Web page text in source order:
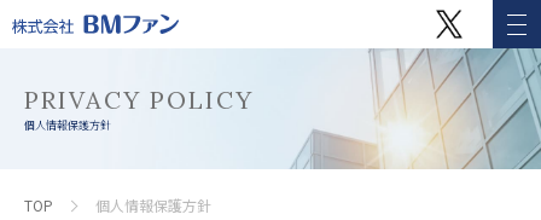
ソリューション事業
オリジナルユニフォームの企画・製造・販売
レンタル
PRIVACY POLICY
個人情報保護方針
TOP 個人情報保護方針